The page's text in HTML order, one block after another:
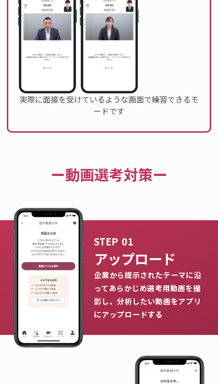
実際に面接を受けているような画面で練習できるモ
ードです
ー動画選考対策ー
アップロード
企業から提示されたテーマに沿
ってあらかじめ選考用動画を撮
影し、分析したい動画をアプリ
にアップロードする